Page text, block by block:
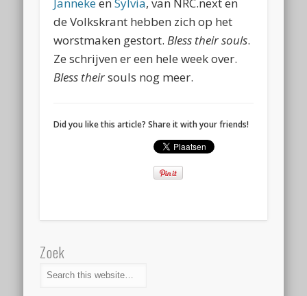
de Volkskrant hebben zich op het
worstmaken gestort.Bless their souls.
Ze schrijven er een hele week over.
Bless theirsouls nog meer.
Did you like this article? Share it with your friends!
Zoek